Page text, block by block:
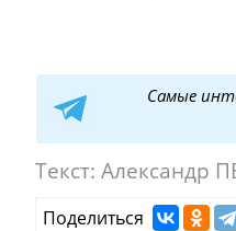
Самые
Текст: Александр
Поделиться